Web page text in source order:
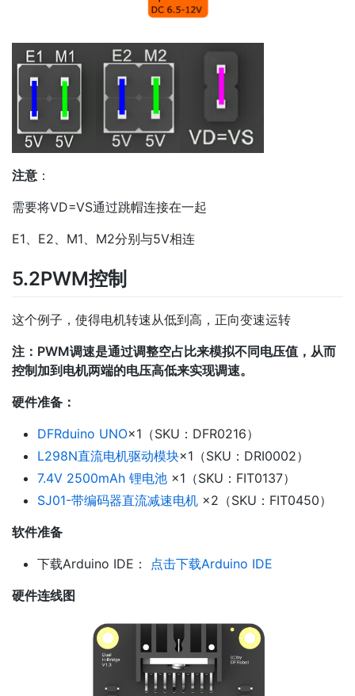
注意 ：
需要将VD=VS通过跳帽连接在一起
E1、E2、M1、M2分别与5V相连
5.2PWM控制
这个例子，使得电机转速从低到高，正向变速运转
注：PWM调速是通过调整空占比来模拟不同电压值，从而
控制加到电机两端的电压高低来实现调速。
硬件准备：
DFRduino UNO×1（SKU：DFR0216）
L298N直流电机驱动模块×1（SKU：DRI0002）
7.4V 2500mAh 锂电池 ×1（SKU：FIT0137）
SJ01-带编码器直流减速电机 ×2（SKU：FIT0450）
软件准备
下载Arduino IDE： 点击下载Arduino IDE
硬件连线图